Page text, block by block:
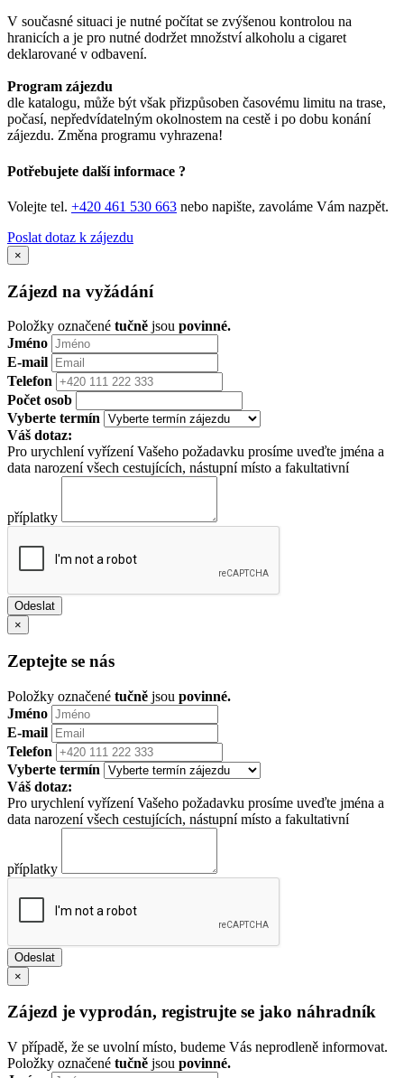
V současné situaci je nutné počítat se zvýšenou kontrolou na
hranicích a je pro nutné dodržet množství alkoholu a cigaret
deklarované v odbavení.
Program zájezdu
dle katalogu, může být však přizpůsoben časovému limitu na trase,
počasí, nepředvídatelným okolnostem na cestě i po dobu konání
zájezdu. Změna programu vyhrazena!
Potřebujete další informace ?
Volejte tel. +420 461 530 663 nebo napište, zavoláme Vám nazpět.
Poslat dotaz k zájezdu
×
Zájezd na vyžádání
Položky označené tučně jsou povinné.
Jméno
E-mail
Telefon
Počet osob
Vyberte termín
Váš dotaz:
Pro urychlení vyřízení Vašeho požadavku prosíme uveďte jména a
data narození všech cestujících, nástupní místo a fakultativní
příplatky
×
Zeptejte se nás
Položky označené tučně jsou povinné.
Jméno
E-mail
Telefon
Vyberte termín
Váš dotaz:
Pro urychlení vyřízení Vašeho požadavku prosíme uveďte jména a
data narození všech cestujících, nástupní místo a fakultativní
příplatky
×
Zájezd je vyprodán, registrujte se jako náhradník
V případě, že se uvolní místo, budeme Vás neprodleně informovat.
Položky označené tučně jsou povinné.